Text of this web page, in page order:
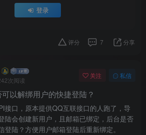
登录
评分 7 分享
次阅读
关注 私信
可以解绑用户的快捷登陆？
接口，原本提供QQ互联接口的人跑了，导
陆会创建新用户，且邮箱已绑定，后台是否
登陆？方便用户邮箱登陆后重新绑定。